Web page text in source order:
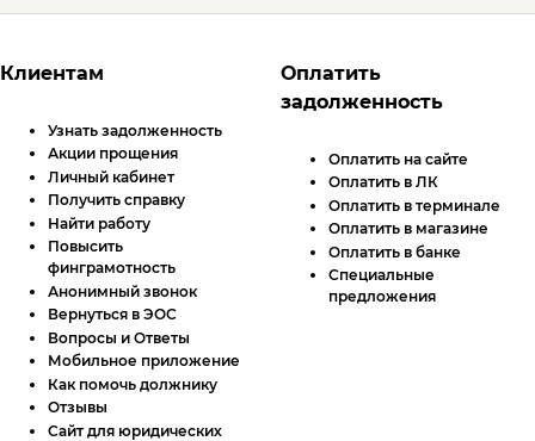
Футер сайта
Клиентам
Узнать задолженность
Акции прощения
Личный кабинет
Получить справку
Найти работу
Повысить
финграмотность
Анонимный звонок
Вернуться в ЭОС
Вопросы и Ответы
Мобильное приложение
Как помочь должнику
Отзывы
Сайт для юридических
Оплатить
задолженность
Оплатить на сайте
Оплатить вЛК
Оплатить в терминале
Оплатить в магазине
Оплатить в банке
Специальные
предложения